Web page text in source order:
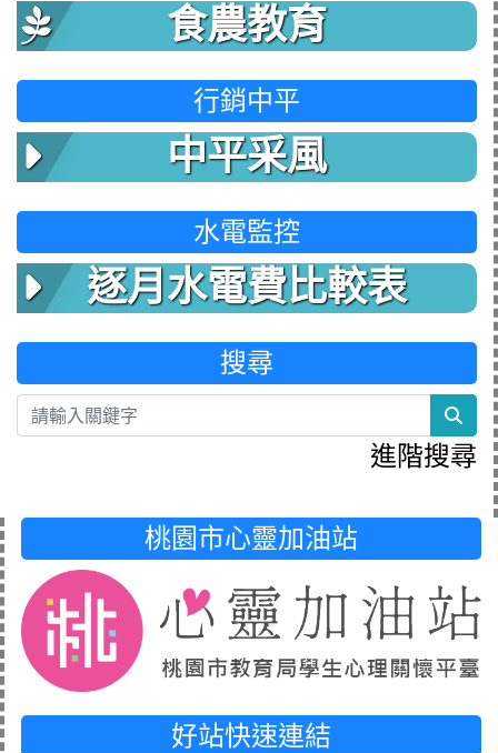
食農教育
行銷中平
中平采風
水電監控
逐月水電費比較表
搜尋
進階搜尋
桃園市心靈加油站
好站快速連結